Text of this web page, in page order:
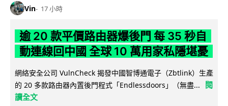
Vin 17 小時
逾 20 款平價路由器爆後門 每 35 秒自
動連線回中國 全球 10 萬用家私隱堪憂
網絡安全公司 VulnCheck 揭發中國智博通電子（Zbtlink）生產
的 20 多款路由器內置後門程式「Endlessdoors」（無盡...
閱
讀全文